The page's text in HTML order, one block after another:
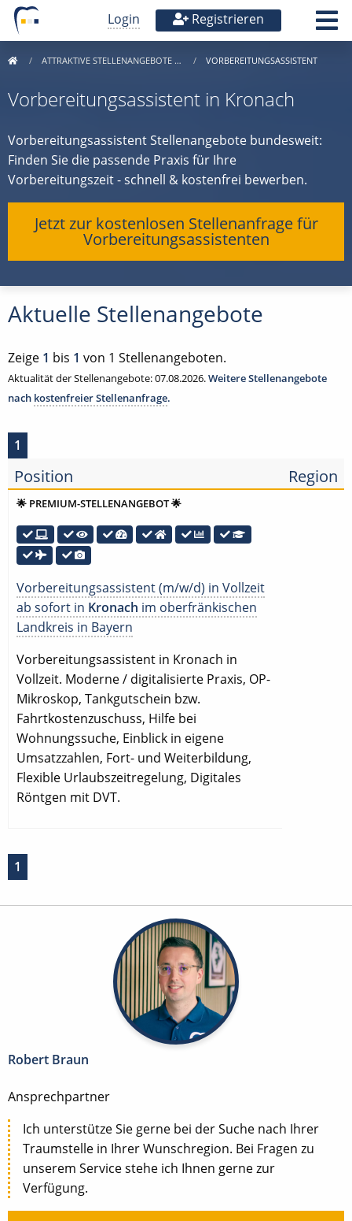
Login Registrieren
ATTRAKTIVE STELLENANGEBOTE … VORBEREITUNGSASSISTENT
Vorbereitungsassistent in Kronach
Vorbereitungsassistent Stellenangebote bundesweit:
Finden Sie die passende Praxis für Ihre
Vorbereitungszeit - schnell & kostenfrei bewerben.
Jetzt zur kostenlosen Stellenanfrage für
Vorbereitungsassistenten
Aktuelle Stellenangebote
Zeige 1 bis 1 von 1 Stellenangeboten.
Aktualität der Stellenangebote: 07.08.2026.Weitere Stellenangebote
nach kostenfreier Stellenanfrage.
1
Position Region
🌟 PREMIUM-STELLENANGEBOT 🌟
Vorbereitungsassistent (m/w/d) in Vollzeit
ab sofort in Kronach im oberfränkischen
Landkreis in Bayern
Vorbereitungsassistent in Kronach in
Vollzeit. Moderne / digitalisierte Praxis, OP-
Mikroskop, Tankgutschein bzw.
Fahrtkostenzuschuss, Hilfe bei
Wohnungssuche, Einblick in eigene
Umsatzzahlen, Fort- und Weiterbildung,
Flexible Urlaubszeitregelung, Digitales
Röntgen mit DVT.
1
Robert Braun
Ansprechpartner
Ich unterstütze Sie gerne bei der Suche nach Ihrer
Traumstelle in Ihrer Wunschregion. Bei Fragen zu
unserem Service stehe ich Ihnen gerne zur
Verfügung.